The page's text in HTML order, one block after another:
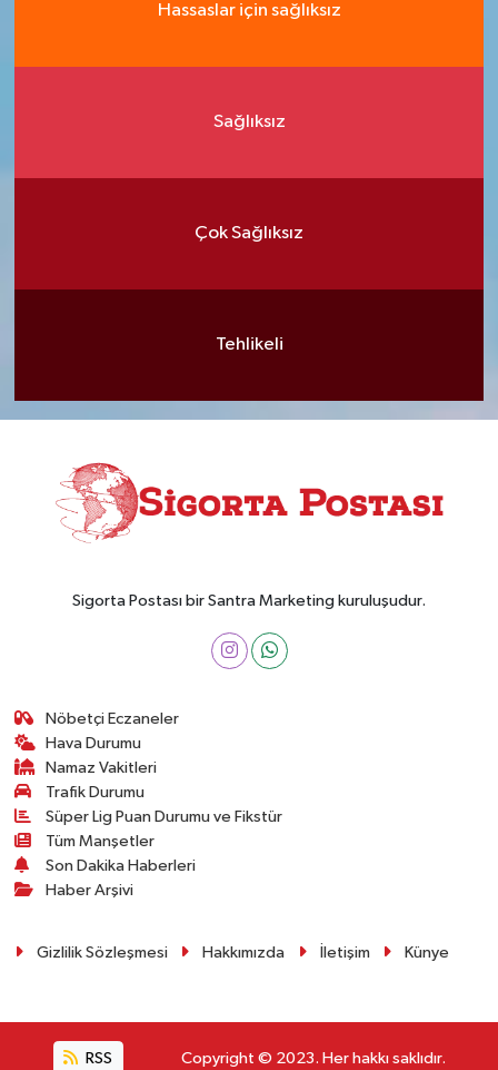
Hassaslar için sağlıksız
Sağlıksız
Çok Sağlıksız
Tehlikeli
Sigorta Postası bir Santra Marketing kuruluşudur.
Nöbetçi Eczaneler
Hava Durumu
Namaz Vakitleri
Trafik Durumu
Süper Lig Puan Durumu ve Fikstür
Tüm Manşetler
Son Dakika Haberleri
Haber Arşivi
Gizlilik Sözleşmesi Hakkımızda İletişim Künye
RSS Copyright © 2023. Her hakkı saklıdır.